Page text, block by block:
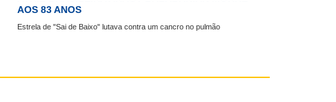
AOS 83 ANOS
Estrela de "Sai de Baixo" lutava contra um cancro no pulmão